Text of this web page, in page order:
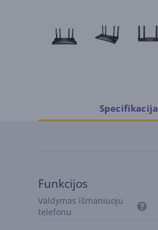
Specifikacija
Funkcijos
Valdymas išmaniuoju
telefonu